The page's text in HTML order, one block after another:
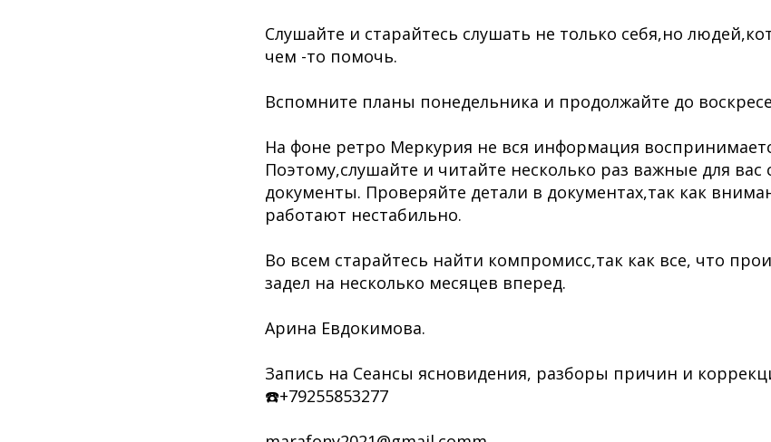
Слушайте и старайтесь слушать не только себя,но
чем -то помочь.
Вспомните планы понедельника и продолжайте до
На фоне ретро Меркурия не вся информация
Поэтому,слушайте и читайте несколько раз важные для вас
документы. Проверяйте детали в документах,так как
работают нестабильно.
Во всем старайтесь найти компромисс,так как все, что
задел на несколько месяцев вперед.
Арина Евдокимова.
Запись на Сеансы ясновидения, разборы причин и
☎️+79255853277